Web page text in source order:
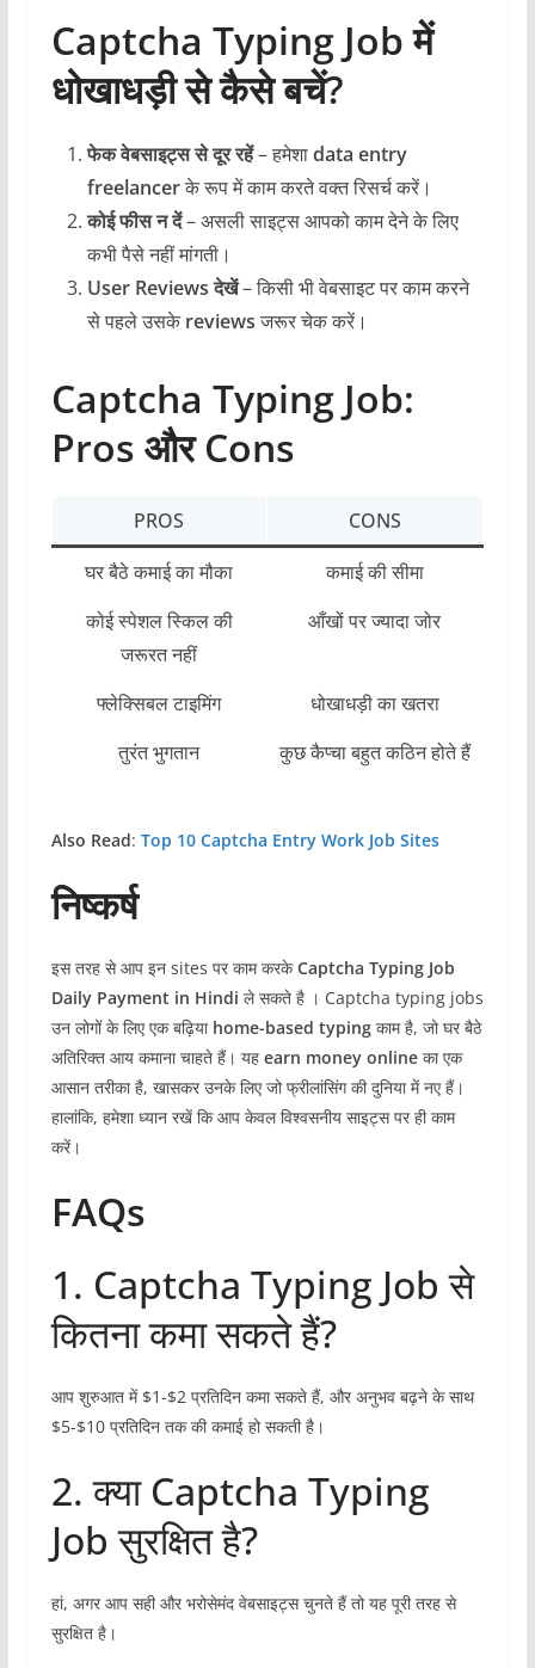
Captcha Typing Job में
धोखाधड़ी से कैसे बचें?
फेक वेबसाइट्स से दूर रहें– हमेशाdata entry
freelancerके रूप में काम करते वक्त रिसर्च करें।
कोई फीस न दें– असली साइट्स आपको काम देने के लिए
कभी पैसे नहीं मांगती।
User Reviews देखें– किसी भी वेबसाइट पर काम करने
से पहले उसके reviewsजरूर चेक करें।
Captcha Typing Job:
Pros और Cons
PROS
CONS
घर बैठे कमाई का मौका
कमाई की सीमा
कोई स्पेशल स्किल की
जरूरत नहीं
आँखों पर ज्यादा जोर
फ्लेक्सिबल टाइमिंग
धोखाधड़ी का खतरा
तुरंत भुगतान
कुछ कैप्चा बहुत कठिन होते हैं
Also Read: Top 10 Captcha Entry Work Job Sites
निष्कर्ष
इस तरह से आप इन sites पर काम करकेCaptcha Typing Job
Daily Payment in Hindi ले सकते है । Captcha typing jobs
उन लोगों के लिए एक बढ़िया home-based typingकाम है, जो घर बैठे
अतिरिक्त आय कमाना चाहते हैं। यह earn money onlineका एक
आसान तरीका है, खासकर उनके लिए जो फ्रीलांसिंग की दुनिया में नए हैं।
हालांकि, हमेशा ध्यान रखें कि आप केवल विश्वसनीय साइट्स पर ही काम
करें।
FAQs
1. Captcha Typing Job से
कितना कमा सकते हैं?
आप शुरुआत में $1-$2 प्रतिदिन कमा सकते हैं, और अनुभव बढ़ने के साथ
$5-$10 प्रतिदिन तक की कमाई हो सकती है।
2. क्या Captcha Typing
Job सुरक्षित है?
हां, अगर आप सही और भरोसेमंद वेबसाइट्स चुनते हैं तो यह पूरी तरह से
सुरक्षित है।